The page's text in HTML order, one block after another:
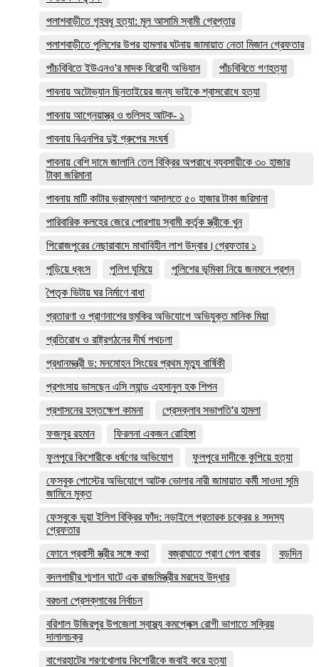
পলাশবাড়ীতে গৃহবধূ হত্যা: মূল আসামি স্বামী গ্রেপ্তার
পলাশবাড়ীতে পুলিশের উপর হামলার ঘটনায় জামায়াত নেতা মিজান গ্রেফতার
পাঁচবিবিতে ইউএনও'র মাদক বিরোধী অভিযান
পাঁচবিবিতে গণহত্যা
পাবনায় অটোভ্যান ছিনতাইয়ের জন্য ভাইকে শ্বাসরোধে হত্যা
পাবনায় আগ্নেয়াস্ত্র ও গুলিসহ আটক- ১
পাবনায় বিএনপির দুই গ্রুপের সংঘর্ষ
পাবনায় বেশি দামে জালানি তেল বিক্রির অপরাধে ব্যবসায়ীকে ৩০ হাজার
টাকা জরিমানা
পাবনায় মাটি কাটার ভ্রাম্যমাণ আদালতে ৫০ হাজার টাকা জরিমানা
পারিবারিক কলহের জেরে পোরশায় স্বামী কর্তৃক স্ত্রীকে খুন
পিরোজপুরের নেছারাবাদে মাথাবিহীন লাশ উদ্বার।গ্রেফতার ১
পুড়িয়ে ধ্বংস
পুলিশ ঘুমিয়ে
পুলিশের ভূমিকা নিয়ে জনমনে প্রশ্ন
পৈতৃক ভিটায় ঘর নির্মাণে বাধা
প্রতারণা ও প্রাণনাশের হুমকির অভিযোগে অভিযুক্ত মানিক মিয়া
প্রতিরোধ ও রাষ্ট্রগঠনের দীর্ঘ পথচলা
প্রধানমন্ত্রী ড: মনমোহন সিংয়ের প্রথম মৃত্যু বার্ষিকী
প্রশংসায় ভাসছেন এসি ল্যান্ড এহসানুল হক শিপন
প্রশাসনের হস্তক্ষেপ কামনা
প্রেসক্লাব সভাপতি'র হামলা
ফজলুর রহমান
ফিরলনা একজন রোহিঙ্গা
ফুলপুরে কিশোরীকে ধর্ষণের অভিযোগ
ফুলপুরে দাদীকে কুপিয়ে হত্যা
ফেসবুক পোস্টের অভিযোগে আটক ভোলার নারী জামায়াত কর্মী সাওদা সুমি
জামিনে মুক্ত
ফেসবুকে ভুয়া ইলিশ বিক্রির ফাঁদ: নড়াইলে প্রতারক চক্রের ৪ সদস্য
গ্রেফতার
ফোনে প্রবাসী স্ত্রীর সঙ্গে কথা
বজ্রাঘাতে প্রাণ গেল বাবার
বড়দিন
বদলগাছীর শ্মশান ঘাটে এক রাজমিস্ত্রীর মরদেহ উদ্ধার
বরগুনা প্রেসক্লাবের নির্বাচন
বরিশাল উজিরপুর উপজেলা স্বাস্থ্য কমপ্লেক্স রোগী ভাগাতে সক্রিয়
দালালচক্র
বাগেরহাটের শরণখোলায় কিশোরীকে জবাই করে হত্যা